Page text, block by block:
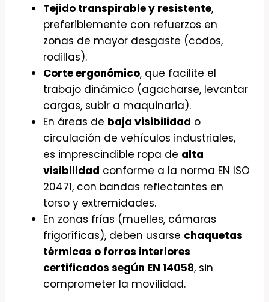
Tejido transpirable y resistente,
preferiblemente con refuerzos en
zonas de mayor desgaste (codos,
rodillas).
Corte ergonómico, que facilite el
trabajo dinámico (agacharse, levantar
cargas, subir a maquinaria).
En áreas de baja visibilidad o
circulación de vehículos industriales,
es imprescindible ropa de alta
visibilidad conforme a la norma EN ISO
20471, con bandas reflectantes en
torso y extremidades.
En zonas frías (muelles, cámaras
frigoríficas), deben usarse chaquetas
térmicas o forros interiores
certificados según EN 14058, sin
comprometer la movilidad.